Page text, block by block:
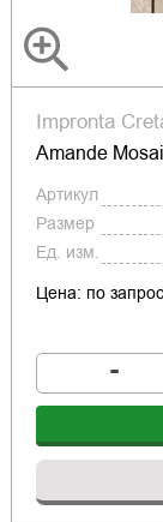
Impronta
Amande
Артикул
Размер
Ед. изм.
Цена: по
-